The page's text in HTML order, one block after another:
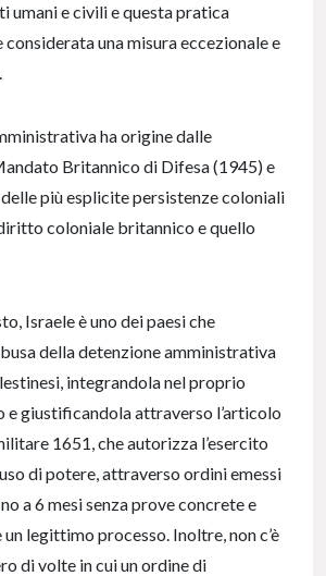
umani e civili e questa pratica
una misura eccezionale e
ha origine dalle
Britannico di Difesa (1945) e
più esplicite persistenze coloniali
coloniale britannico e quello
Israele è uno dei paesi che
della detenzione amministrativa
integrandola nel proprio
e giustificandola attraverso l’articolo
1651, che autorizza l’esercito
di potere, attraverso ordini emessi
a 6 mesi senza prove concrete e
legittimo processo. Inoltre, non c’è
di volte in cui un ordine di